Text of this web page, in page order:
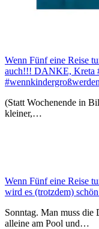
Wenn Fünf eine Reise
auch!!! DANKE, Kreta
(Statt Wochenende in
kleiner,…
Wenn Fünf eine Reise
wird es (trotzdem)
Sonntag. Man muss die
alleine am Pool und…